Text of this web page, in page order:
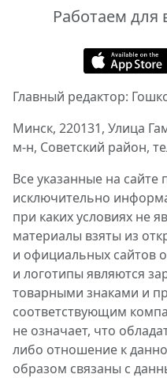
Работаем для
Главный редактор:
Минск, 220131, Улица
м-н, Советский район,
Все указанные на
исключительно
при каких условиях не
материалы взяты из
и официальных сайтов
и логотипы являются
товарными знаками и
соответствующим
не означает, что
либо отношение к
образом связаны с